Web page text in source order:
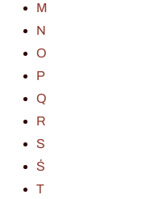
M
N
O
P
Q
R
S
Ś
T